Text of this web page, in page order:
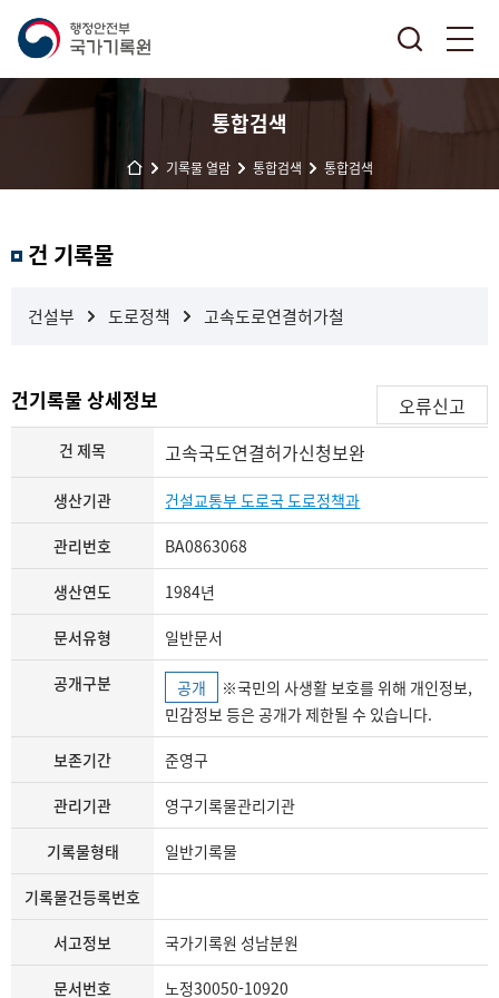
통합검색
기록물 열람 통합검색 통합검색
과 건 기록물
건설부 도로정책 고속도로연결허가철
건기록물 상세정보 오류신고
건 제목 고속국도연결허가신청보완
생산기관 건설교통부 도로국 도로정책과
관리번호 BA0863068
생산연도 1984년
문서유형 일반문서
공개구분 공개
민감정보 등은 공개가 제한될 수 있습니다.
보존기간 준영구
관리기관 영구기록물관리기관
기록물형태 일반기록물
기록물건등록번호
서고정보 국가기록원 성남분원
문서번호 노정30050-10920